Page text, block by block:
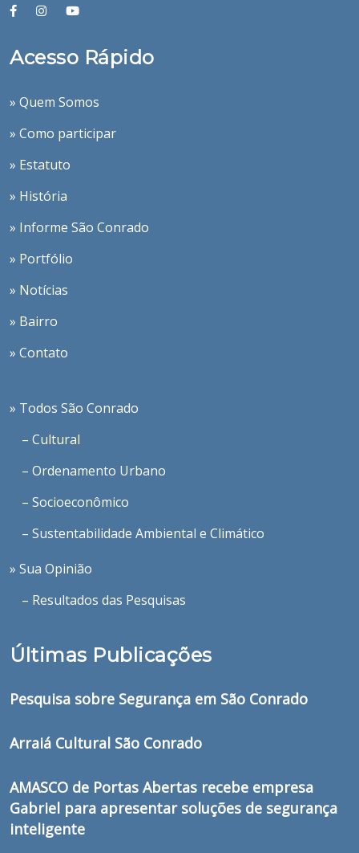
Acesso Rápido
» Quem Somos
» Como participar
» Estatuto
» História
» Informe São Conrado
» Portfólio
» Notícias
» Bairro
» Contato
» Todos São Conrado
– Cultural
– Ordenamento Urbano
– Socioeconômico
– Sustentabilidade Ambiental e Climático
» Sua Opinião
– Resultados das Pesquisas
Últimas Publicações
Pesquisa sobre Segurança em São Conrado
Arraiá Cultural São Conrado
AMASCO de Portas Abertas recebe empresa
Gabriel para apresentar soluções de segurança
inteligente